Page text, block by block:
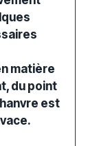
matière
du point
est